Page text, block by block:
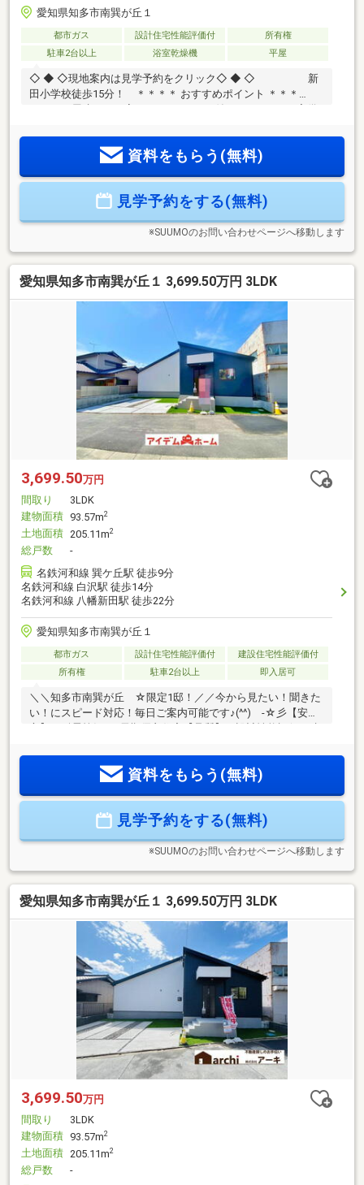
愛知県知多市南巽が丘１
都市ガス 設計住宅性能評価付
所有権
駐車2台以上
浴室乾燥機 平屋
◇ ◆ ◇現地案内は見学予約をクリック◇ ◆ ◇ 新
田小学校徒歩15分！ ＊＊＊＊ おすすめポイント ＊＊＊
＊ ・平屋建てのお家♪ ・パントリー付き！ ・WIC完備
＊＊＊＊＊＊＊＊＊＊＊＊＊＊＊◎ 知多市南巽が丘1丁目 全
1棟 1号棟 ◎ 資料請求だけでもOK！Ｍ＆Ｋホームで
サポートを致します！！◆住宅ローンアドバイザーによる資
金相談が可能です♪お問合せ・ご案内はお気軽にご相談くださ
資料をもらう(無料)
見学予約をする(無料)
※SUUMOのお問い合わせページへ移動します
愛知県知多市南巽が丘１ 3,699.50万円 3LDK
3,699.50万円
間取り
3LDK
建物面積 93.57m2
土地面積 205.11m2
総戸数
-
名鉄河和線 巽ケ丘駅 徒歩9分
名鉄河和線 白沢駅 徒歩14分
名鉄河和線 八幡新田駅 徒歩22分
愛知県知多市南巽が丘１
都市ガス 設計住宅性能評価付
建設住宅性能評価付
所有権
駐車2台以上 即入居可
＼＼知多市南巽が丘 ☆限定1邸！／／今から見たい！聞きた
い！にスピード対応！毎日ご案内可能です♪(^^)ゞ-☆彡【安
ー、庭、WIC、FCL、SIC、全居室収納完備＊新田小学校：
850m(徒歩約11分)＊東部中学校：1280m(徒歩約16分)＊名鉄
店！＊資金計画でご不安な方もご気軽にご相談ください！＊
未公開物件も多数ご用意！＊南店へ相談してイオン商品券を
資料をもらう(無料)
見学予約をする(無料)
※SUUMOのお問い合わせページへ移動します
愛知県知多市南巽が丘１ 3,699.50万円 3LDK
3,699.50万円
間取り
3LDK
建物面積 93.57m2
土地面積 205.11m2
総戸数
-